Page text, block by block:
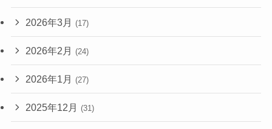
2026年3月 (17)
2026年2月 (24)
2026年1月 (27)
2025年12月 (31)